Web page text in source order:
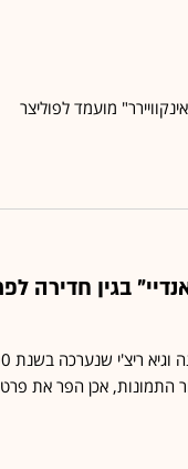
מועמד לפוליצר
סאנדיי" בגין חדירה
ריצ'י שנערכה בשנת 2000
סאנדיי", ששילם 5,000 ליש"ט עבור התמונות, אכן